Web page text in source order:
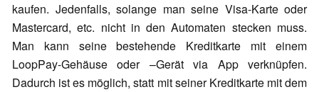
kaufen. Jedenfalls, solange man seine Visa-Karte oder
Mastercard, etc. nicht in den Automaten stecken muss.
Man kann seine bestehende Kreditkarte mit einem
LoopPay-Gehäuse oder –Gerät via App verknüpfen.
Dadurch ist es möglich, statt mit seiner Kreditkarte mit dem